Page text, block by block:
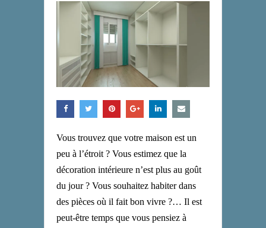
Vous trouvez que votre maison est un
peu à l’étroit ? Vous estimez que la
décoration intérieure n’est plus au goût
du jour ? Vous souhaitez habiter dans
des pièces où il fait bon vivre ?… Il est
peut-être temps que vous pensiez à